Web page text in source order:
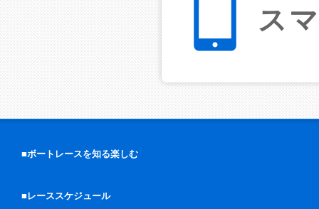
ス
■ボートレースを知る楽しむ
■レーススケジュール